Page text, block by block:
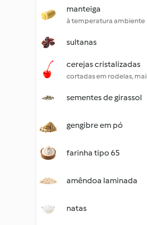
manteiga
à temperatura ambiente
sultanas
cerejas cristalizadas
cortadas em rodelas,
sementes de girassol
gengibre em pó
farinha tipo 65
amêndoa laminada
natas